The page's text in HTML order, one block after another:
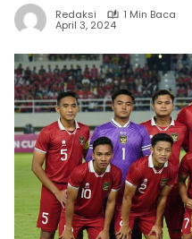
Redaksi 1 Min Baca
April 3, 2024